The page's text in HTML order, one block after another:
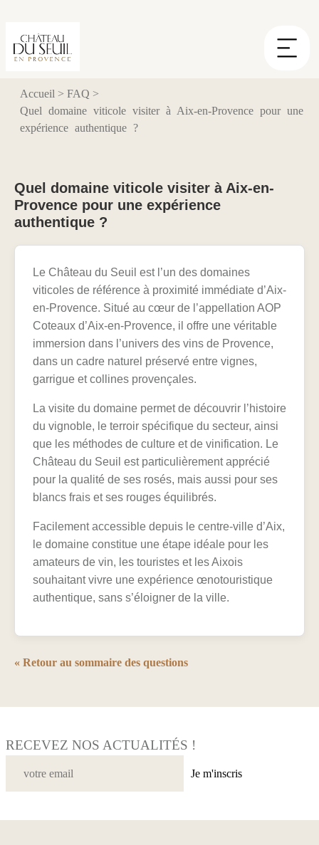
Accueil > FAQ >
Quel domaine viticole visiter à Aix-en-Provence pour une
expérience authentique ?
Quel domaine viticole visiter à Aix-en-
Provence pour une expérience
authentique ?
Le Château du Seuil est l’un des domaines
viticoles de référence à proximité immédiate d’Aix-
en-Provence. Situé au cœur de l’appellation AOP
Coteaux d’Aix-en-Provence, il offre une véritable
immersion dans l’univers des vins de Provence,
dans un cadre naturel préservé entre vignes,
garrigue et collines provençales.
La visite du domaine permet de découvrir l’histoire
du vignoble, le terroir spécifique du secteur, ainsi
que les méthodes de culture et de vinification. Le
Château du Seuil est particulièrement apprécié
pour la qualité de ses rosés, mais aussi pour ses
blancs frais et ses rouges équilibrés.
Facilement accessible depuis le centre-ville d’Aix,
le domaine constitue une étape idéale pour les
amateurs de vin, les touristes et les Aixois
souhaitant vivre une expérience œnotouristique
authentique, sans s’éloigner de la ville.
« Retour au sommaire des questions
RECEVEZ NOS ACTUALITÉS !
Je m'inscris